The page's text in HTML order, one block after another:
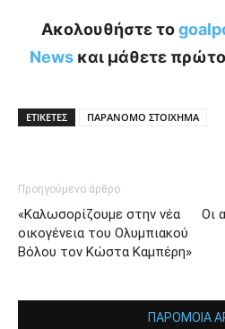
Ακολουθήστε το
News και μάθετε
ΕΤΙΚΕΤΕΣ ΠΑΡΑΝΟΜΟ ΣΤΟΙΧΗΜΑ
Προηγούμενο άρθρο
«Καλωσορίζουμε στην νέα
οικογένεια του Ολυμπιακού
Βόλου τον Κώστα Καμπέρη»
Οι
ΠΑΡΟΜΟΙΑ